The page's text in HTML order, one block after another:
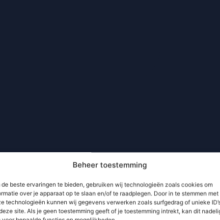
Beheer toestemming
de beste ervaringen te bieden, gebruiken wij technologieën zoals cookies om
over je apparaat op te slaan en/of te raadplegen. Door in te stemmen met
technologieën kunnen wij gegevens verwerken zoals surfgedrag of unieke
site. Als je geen toestemming geeft of je toestemming intrekt, kan dit